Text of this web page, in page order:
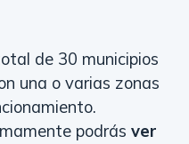
de 30 municipios
una o varias zonas
podrás ver